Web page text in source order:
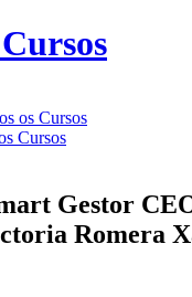
os Cursos
Cursos
Gestor
Romera